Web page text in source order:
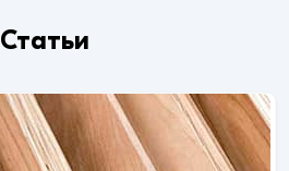
Статьи